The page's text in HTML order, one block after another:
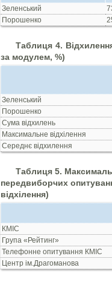
Зеленський
Порошенко
Таблиця 4.
за модулем, %)
Зеленський
Порошенко
Сума відхилень
Максимальне відхілення
Середнє відхилення
Таблиця 5.
передвиборчих
відхілення)
КМІС
Група «Рейтинг»
Телефонне опитування КМІС
Центр ім.Драгоманова